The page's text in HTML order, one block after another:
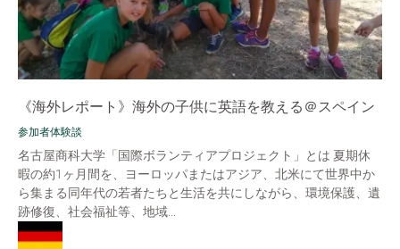
《海外レポート》海外の子供に英語を教える＠スペイン
参加者体験談
名古屋商科大学「国際ボランティアプロジェクト」とは 夏期休
暇の約1ヶ月間を、ヨーロッパまたはアジア、北米にて世界中か
ら集まる同年代の若者たちと生活を共にしながら、環境保護、遺
跡修復、社会福祉等、地域...